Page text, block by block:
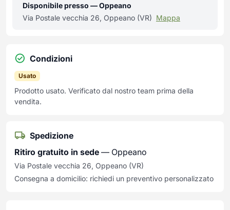
Disponibile presso — Oppeano
Via Postale vecchia 26, Oppeano (VR) Mappa
Condizioni
Usato
Prodotto usato. Verificato dal nostro team prima della
vendita.
Spedizione
Ritiro gratuito in sede — Oppeano
Via Postale vecchia 26, Oppeano (VR)
Consegna a domicilio: richiedi un preventivo personalizzato